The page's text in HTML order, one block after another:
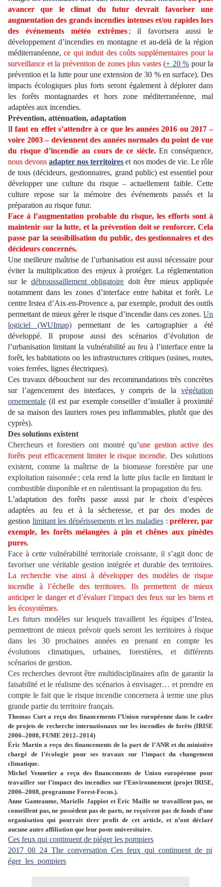
avancer que le climat du futur devrait favoriser une
augmentation des grands incendies intenses et/ou rapides lors
des événements météo extrêmes; il favorisera aussi le
développement d’incendies en montagne et au-delà de la région
méditerranéenne,ce qui induit des coûts supplémentaires pour la
surveillance et la prévention de zones plus vastes(+ 20 % pour la
prévention et la lutte pour une extension de 30 % en surface). Des
impacts écologiques plus forts seront également à déplorer dans
les forêts montagnardes et hors zone méditerranéenne, mal
adaptées aux incendies.
Prévention, atténuation, adaptation
Il faut en effet s’attendre à ce que les années 2016 ou 2017 –
voire 2003 – deviennent des années normales du point de vue
du risque d’incendie au cours de ce siècle.En conséquence,
nous devons adapter nos territoires et nos modes de vie. Le rôle
de tous (décideurs, gestionnaires, grand public) est essentiel pour
développer une culture du risque – actuellement faible. Cette
culture repose sur la mémoire des événements passés et la
préparation au risque futur.
Face à l’augmentation probable du risque, les efforts sont à
maintenir sur la lutte, et la prévention doit se renforcer. Cela
passe par la sensibilisation du public, des gestionnaires et des
décideurs concernés.
Une meilleure maîtrise de l’urbanisation est aussi nécessaire pour
éviter la multiplication des enjeux à protéger. La réglementation
sur le débroussaillement obligatoire doit être mieux appliquée
notamment dans les zones d’interface entre habitat et forêt. Le
centre Irstea d’Aix-en-Provence a, par exemple, produit des outils
permettant de mieux gérer le risque d’incendie dans ces zones. Un
logiciel (WUImap)permettant de les cartographier a été
développé. Il propose aussi des scénarios d’évolution de
l’urbanisation limitant la vulnérabilité au feu à l’interface entre la
forêt, les habitations ou les infrastructures critiques (usines, routes,
voies ferrées, lignes électriques).
Ces travaux débouchent sur des recommandations très concrètes
sur l’agencement des interfaces, y compris de la végétation
ornementale (il est par exemple conseiller d’installer à proximité
de sa maison des lauriers roses peu inflammables, plutôt que des
cyprès).
Des solutions existent
Chercheurs et forestiers ont montré qu’une gestion active des
forêts peut efficacement limiter le risque incendie. Des solutions
existent, comme la maîtrise de la biomasse forestière par une
exploitation raisonnée ; cela rend la lutte plus facile en limitant le
combustible disponible et en ralentissant la propagation du feu.
L’adaptation des forêts passe aussi par le choix d’espèces
adaptées au feu et à la sécheresse, et par des modes de
gestion limitant les dépérissements et les maladies :préférer, par
exemple, les forêts mélangées à pin et chênes aux pinèdes
pures.
Face à cette vulnérabilité territoriale croissante, il s’agit donc de
favoriser une véritable gestion intégrée et durable des territoires.
La recherche vise ainsi à développer des modèles de risque
incendie à l’échelle des territoires. Ils permettent de mieux
anticiper le danger et d’évaluer l’impact des feux sur les biens et
les écosystèmes.
Les futurs modèles sur lesquels travaillent les équipes d’Irstea,
permettront de mieux prévoir quels seront les territoires à risque
dans les 30 prochaines années en prenant en compte les
évolutions climatiques, urbaines, forestières, et différents
scénarios de gestion.
Ces recherches devront être multidisciplinaires afin de garantir la
faisabilité et le réalisme des scénarios à envisager… et prendre en
compte le fait que le risque incendie concernera à terme une plus
grande partie du territoire français.
Thomas Curt a reçu des financements l’Union européenne dans le cadre
de projets de recherche internationaux sur les incendies de forêts (IRISE
2006–2008, FUME 2012–2014)
Éric Martin a reçu des financements de la part de l’ANR et du ministère
chargé de l’écologie pour ses travaux sur l’impact du changement
climatique.
Michel Vennetier a reçu des financements de Union européenne pour
travailler sur l’impact des incendies sur l’Environnement (projet IRISE,
2006–2008, programme Forest-Focus.).
Anne Ganteaume, Marielle Jappiot et Éric Maille ne travaillent pas, ne
conseillent pas, ne possèdent pas de parts, ne reçoivent pas de fonds d’une
organisation qui pourrait tirer profit de cet article, et n’ont déclaré
aucune autre affiliation que leur poste universitaire.
Ces feux qui continuent de piéger les pompiers
2017_08_24_The_conversation_Ces_feux_qui_continuent_de_pi
éger_les_pompiers